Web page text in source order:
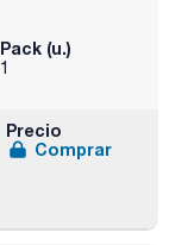
Pack (u.)
1
Precio
Comprar